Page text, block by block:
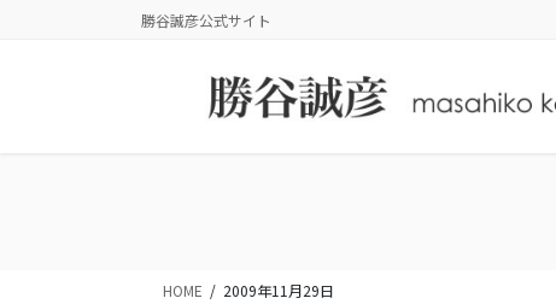
勝谷誠彦公式サイト
HOME 2009年11月29日